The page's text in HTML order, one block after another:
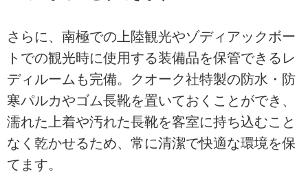
さらに、南極での上陸観光やゾディアックボー
トでの観光時に使用する装備品を保管できるレ
ディルームも完備。クオーク社特製の防水・防
寒パルカやゴム長靴を置いておくことができ、
濡れた上着や汚れた長靴を客室に持ち込むこと
なく乾かせるため、常に清潔で快適な環境を保
てます。